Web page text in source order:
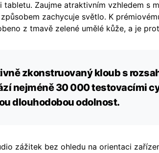
tabletu. Zaujme atraktivním vzhledem s
zachycuje světlo. K
z tmavě zelené umělé kůže, a je
zkonstruovaný kloub s
nejméně 30 000 testovacími
dlouhodobou odolnost.
zážitek bez ohledu na orientaci